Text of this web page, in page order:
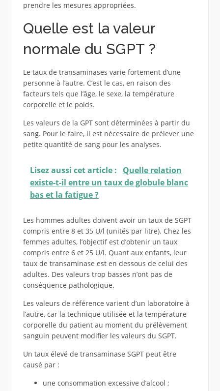
prendre les mesures appropriées.
Quelle est la valeur
normale du SGPT ?
Le taux de transaminases varie fortement d’une
personne à l’autre. C’est le cas, en raison des
facteurs tels que l’âge, le sexe, la température
corporelle et le poids.
Les valeurs de la GPT sont déterminées à partir du
sang. Pour le faire, il est nécessaire de prélever une
petite quantité de sang pour les analyses.
Lisez aussi cet article :
Quelle relation
existe-t-il entre un taux de globule blanc
bas et la fatigue ?
Les hommes adultes doivent avoir un taux de SGPT
compris entre 8 et 35 U/l (unités par litre). Chez les
femmes adultes, l’objectif est d’obtenir un taux
compris entre 6 et 25 U/l. Quant aux enfants, leur
taux de transaminase est en dessous de celui des
adultes. Des valeurs trop basses n’ont pas de
conséquence pathologique.
Les valeurs de référence varient d’un laboratoire à
l’autre, car la technique utilisée et la température
corporelle du patient au moment du prélèvement
sanguin peuvent modifier les valeurs du SGPT.
Un taux élevé de transaminase SGPT peut être
causé par :
une consommation excessive d’alcool ;